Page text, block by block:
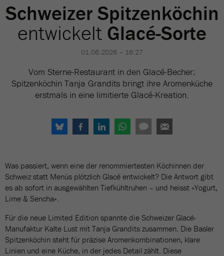
Schweizer Spitzenköchin
entwickelt Glacé-Sorte
01.06.2026 – 16:27
Vom Sterne-Restaurant in den Glacé-Becher:
Spitzenköchin Tanja Grandits bringt ihre Aromenküche
erstmals in eine limitierte Glacé-Kreation.
Was passiert, wenn eine der renommiertesten Köchinnen der
Schweiz statt Menüs plötzlich Glacé entwickelt? Die Antwort gibt
es ab sofort in ausgewählten Tiefkühltruhen – und heisst «Yogurt,
Lime & Sencha».
Für die neue Limited Edition spannte die Schweizer Glacé-
Manufaktur Kalte Lust mit Tanja Grandits zusammen. Die Basler
Spitzenköchin steht für präzise Aromenkombinationen, klare
Linien und eine Küche, in der jedes Detail zählt. Diese